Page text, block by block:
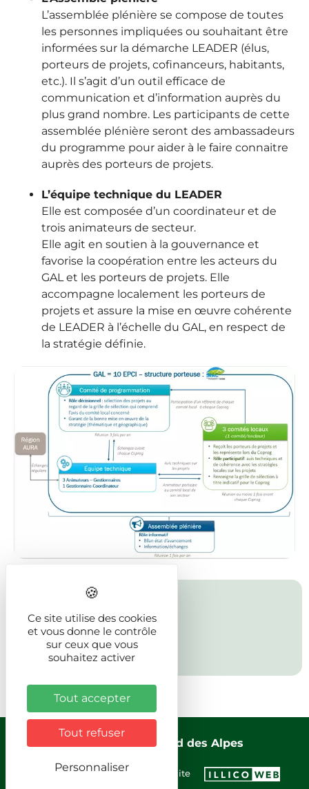
L’assemblée plénière se compose de toutes
les personnes impliquées ou souhaitant être
informées sur la démarche LEADER (élus,
porteurs de projets, cofinanceurs, habitants,
etc.). Il s’agit d’un outil efficace de
communication et d’information auprès du
plus grand nombre. Les participants de cette
assemblée plénière seront des ambassadeurs
du programme pour aider à le faire connaitre
auprès des porteurs de projets.
L’équipe technique du LEADER
Elle est composée d’un coordinateur et de
trois animateurs de secteur.
Elle agit en soutien à la gouvernance et
favorise la coopération entre les acteurs du
GAL et les porteurs de projets. Elle
accompagne localement les porteurs de
projets et assure la mise en œuvre cohérente
de LEADER à l’échelle du GAL, en respect de
la stratégie définie.
2024 - LEADER Nord des Alpes
Mentions légales Plan du site
Ce site utilise des cookies
et vous donne le contrôle
sur ceux que vous
souhaitez activer
Tout accepter
Tout refuser
Personnaliser